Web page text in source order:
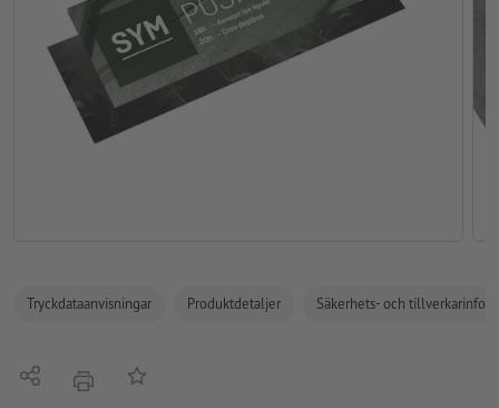
Tryckdataanvisningar Produktdetaljer Säkerhets- och
Dela erbjudandePå anteckningslistan